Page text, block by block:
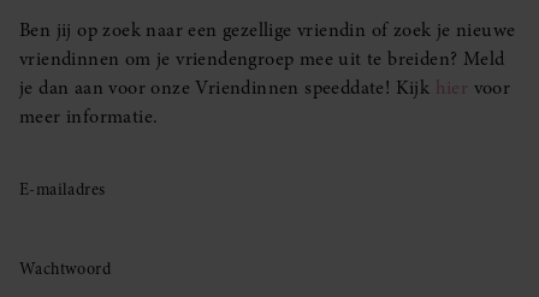
Ben jij op zoek naar een gezellige vriendin of zoek je nieuwe
vriendinnen om je vriendengroep mee uit te breiden? Meld
je dan aan voor onze Vriendinnen speeddate! Kijk hier voor
meer informatie.
E-mailadres
Wachtwoord